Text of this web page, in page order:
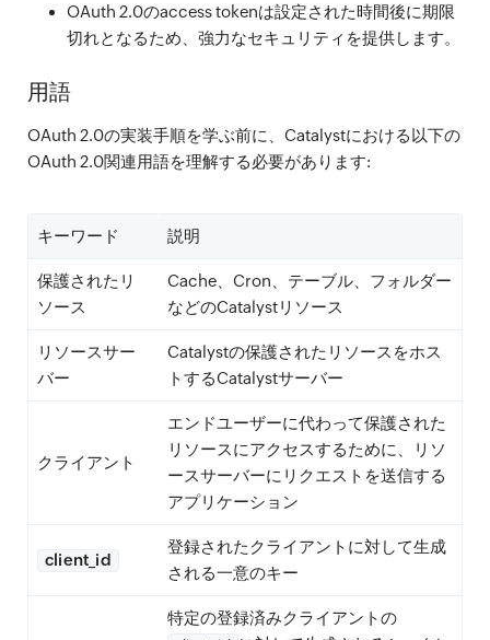
OAuth 2.0のaccess tokenは設定された時間後に期限
切れとなるため、強力なセキュリティを提供します。
用語
OAuth 2.0の実装手順を学ぶ前に、Catalystにおける以下の
OAuth 2.0関連用語を理解する必要があります:
キーワード 説明
保護されたリ
ソース
Cache、Cron、テーブル、フォルダー
などのCatalystリソース
リソースサー
バー
Catalystの保護されたリソースをホス
トするCatalystサーバー
クライアント
エンドユーザーに代わって保護された
リソースにアクセスするために、リソ
ースサーバーにリクエストを送信する
アプリケーション
client_id
登録されたクライアントに対して生成
される一意のキー
特定の登録済みクライアントの